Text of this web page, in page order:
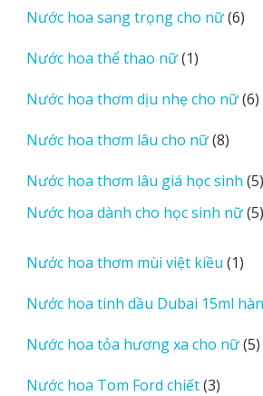
Nước hoa sang trọng cho nữ 66
Nước hoa thể thao nữ 11
phẩm
Nước hoa thơm dịu nhẹ cho nữ 66
Nước hoa thơm lâu cho nữ 88
phẩm
Nước hoa thơm lâu giá học sinh 55
Nước hoa dành cho học sinh nữ 55
Nước hoa thơm mùi việt kiều 11
Nước hoa tinh dầu Dubai 15ml
Nước hoa tỏa hương xa cho nữ 55
Nước hoa Tom Ford chiết 33